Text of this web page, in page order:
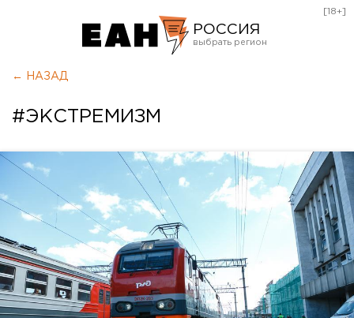
РОССИЯ
Оренбург
[18+]
← НАЗАД
#ЭКСТРЕМИЗМ